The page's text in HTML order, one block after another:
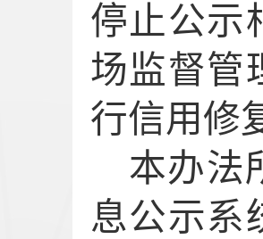
停止公示
场监督管
行信用修
本办法
息公示系